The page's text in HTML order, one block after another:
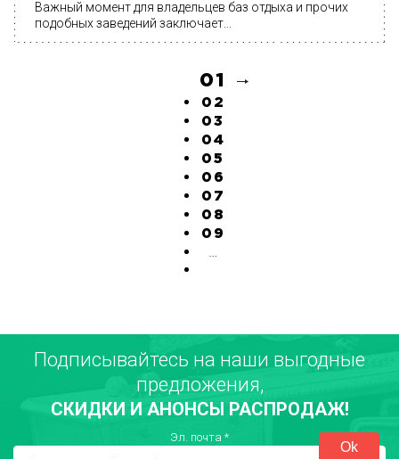
Важный момент для владельцев баз отдыха и прочих
подобных заведений заключает...
01
02
03
04
05
06
07
08
09
…
Подписывайтесь на наши выгодные
предложения,
СКИДКИ И АНОНСЫ РАСПРОДАЖ!
Эл. почта *